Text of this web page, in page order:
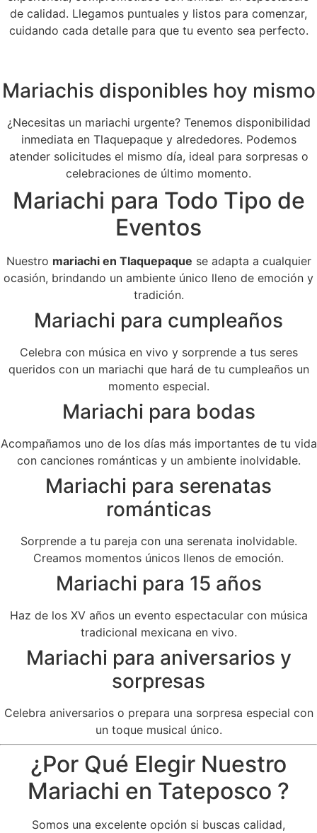
de calidad. Llegamos puntuales y listos para comenzar,
cuidando cada detalle para que tu evento sea perfecto.
Mariachis disponibles hoy mismo
¿Necesitas un mariachi urgente? Tenemos disponibilidad
inmediata en Tlaquepaque y alrededores. Podemos
atender solicitudes el mismo día, ideal para sorpresas o
celebraciones de último momento.
Mariachi para Todo Tipo de
Eventos
Nuestro mariachi en Tlaquepaque se adapta a cualquier
ocasión, brindando un ambiente único lleno de emoción y
tradición.
Mariachi para cumpleaños
Celebra con música en vivo y sorprende a tus seres
queridos con un mariachi que hará de tu cumpleaños un
momento especial.
Mariachi para bodas
Acompañamos uno de los días más importantes de tu vida
con canciones románticas y un ambiente inolvidable.
Mariachi para serenatas
románticas
Sorprende a tu pareja con una serenata inolvidable.
Creamos momentos únicos llenos de emoción.
Mariachi para 15 años
Haz de los XV años un evento espectacular con música
tradicional mexicana en vivo.
Mariachi para aniversarios y
sorpresas
Celebra aniversarios o prepara una sorpresa especial con
un toque musical único.
¿Por Qué Elegir Nuestro
Mariachi en Tateposco ?
Somos una excelente opción si buscas calidad,